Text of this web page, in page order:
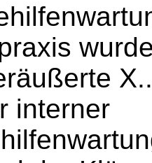
interner